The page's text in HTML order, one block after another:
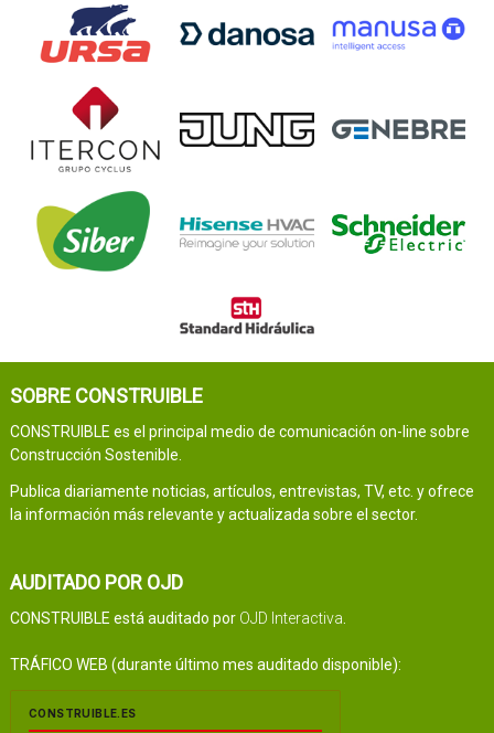
SOBRE CONSTRUIBLE
CONSTRUIBLE es el principal medio de comunicación on-line sobre
Construcción Sostenible.
Publica diariamente noticias, artículos, entrevistas, TV, etc. y ofrece
la información más relevante y actualizada sobre el sector.
AUDITADO POR OJD
CONSTRUIBLE está auditado por OJD Interactiva
TRÁFICO WEB (durante último mes auditado disponible):